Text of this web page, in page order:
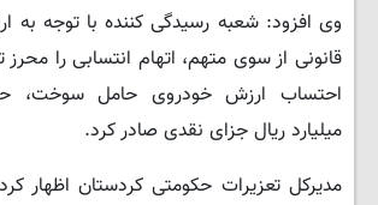
وی افزود: شعبه رسیدگی کننده با توجه به
قانونی از سوی متهم، اتهام انتسابی را
میلیارد ریال جزای نقدی صادر کرد.
مدیرکل تعزیرات حکومتی کردستان اظهار